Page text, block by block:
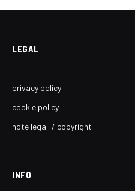
LEGAL
privacy policy
cookie policy
note legali / copyright
INFO